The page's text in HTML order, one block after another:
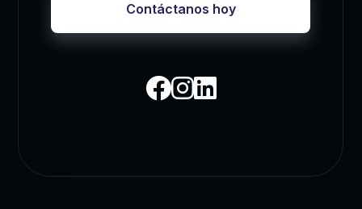
Contáctanos hoy